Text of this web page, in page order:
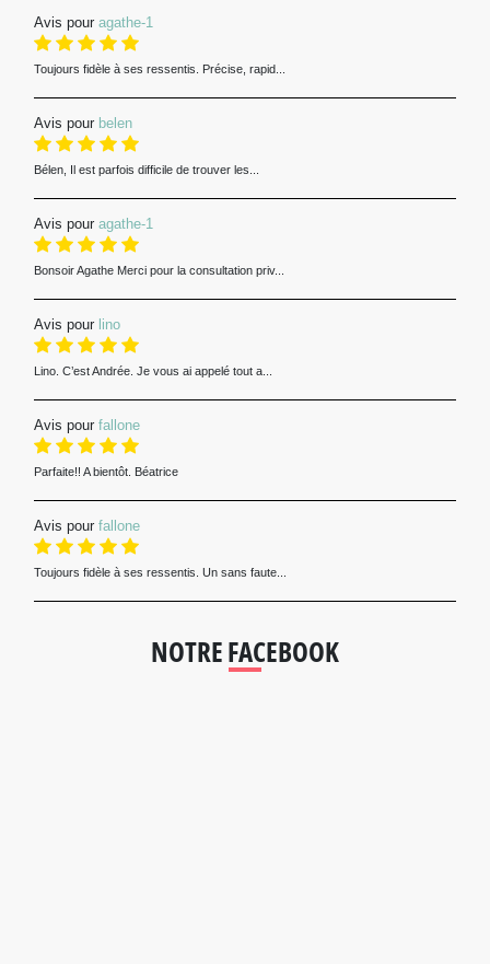
Avis pour agathe-1
Toujours fidèle à ses ressentis. Précise, rapid...
Avis pour belen
Bélen, Il est parfois difficile de trouver les...
Avis pour agathe-1
Bonsoir Agathe Merci pour la consultation priv...
Avis pour lino
Lino. C’est Andrée. Je vous ai appelé tout a...
Avis pour fallone
Parfaite!! A bientôt. Béatrice
Avis pour fallone
Toujours fidèle à ses ressentis. Un sans faute...
NOTRE FACEBOOK